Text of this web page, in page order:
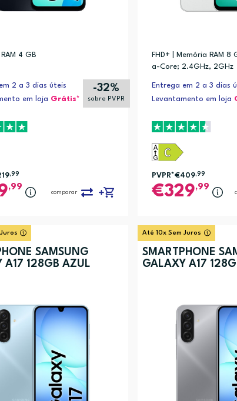
4 GB
2 a 3 dias úteis
em loja Grátis*
-32%
sobre PVPR
,99
,99
comparar
FHD+ | Memória RAM 8
a-Core; 2.4GHz, 2GHz
Entrega em 2 a 3 dias
Levantamento em loja
PVPR*€409,99
329,99
SAMSUNG
A17 128GB AZUL
Até 10x Sem Juros
SMARTPHONE
GALAXY A17